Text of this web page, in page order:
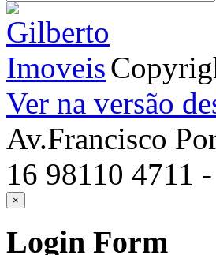
Ver na versão
Av.Francisco
16 98110 4711
×
Login Form